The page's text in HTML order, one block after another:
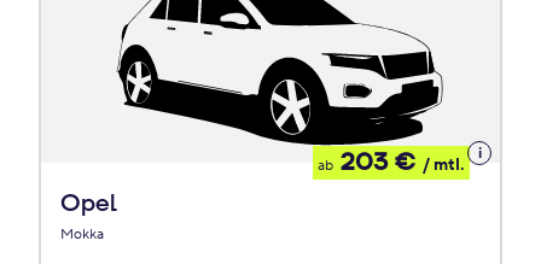
Opel
Mokka
ab 203 € / mtl.
Details
zum